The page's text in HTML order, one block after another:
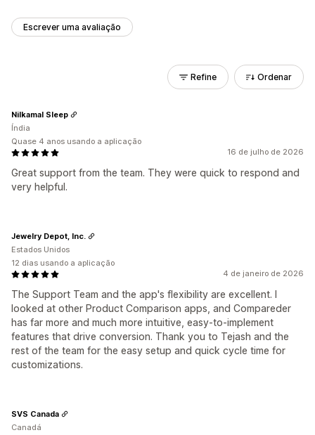
Escrever uma avaliação
Refine Ordenar
16 de julho de 2026
Great support from the team. They were quick to respond and
very helpful.
Nilkamal Sleep
Índia
Quase 4 anos usando a aplicação
4 de janeiro de 2026
The Support Team and the app's flexibility are excellent. I
looked at other Product Comparison apps, and Compareder
has far more and much more intuitive, easy-to-implement
features that drive conversion. Thank you to Tejash and the
rest of the team for the easy setup and quick cycle time for
customizations.
Jewelry Depot, Inc.
Estados Unidos
12 dias usando a aplicação
SVS Canada
Canadá